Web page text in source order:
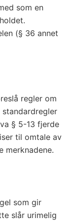
som en
(§ 36 annet
regler om
§ 5-13 fjerde
til omtale av
merknadene.
som gir
slår urimelig